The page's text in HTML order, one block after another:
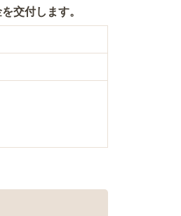
交付します。